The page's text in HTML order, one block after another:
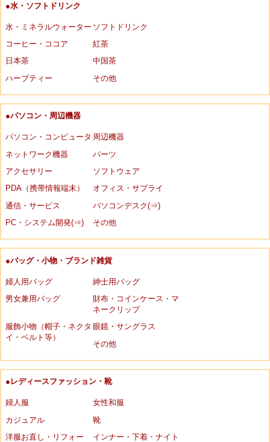
●水・ソフトドリンク
水・ミネラルウォーター ソフトドリンク
コーヒー・ココア
紅茶
日本茶
中国茶
ハーブティー
その他
●パソコン・周辺機器
パソコン・コンピュータ 周辺機器
ネットワーク機器
パーツ
アクセサリー
ソフトウェア
PDA（携帯情報端末）
オフィス・サプライ
通信・サービス
パソコンデスク(⇒)
PC・システム開発(⇒)
その他
●バッグ・小物・ブランド雑貨
婦人用バッグ
紳士用バッグ
男女兼用バッグ
財布・コインケース・マ
ネークリップ
服飾小物（帽子・ネクタ
イ・ベルト等）
眼鏡・サングラス
その他
●レディースファッション・靴
婦人服
女性和服
カジュアル
靴
洋服お直し・リフォー
インナー・下着・ナイト